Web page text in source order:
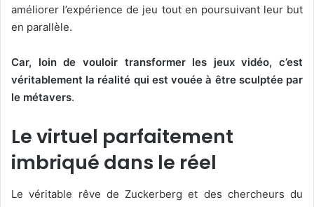
améliorer l’expérience de jeu tout en poursuivant leur but
en parallèle.
Car, loin de vouloir transformer les jeux vidéo, c’est
véritablement la réalité qui est vouée à être sculptée par
le métavers.
Le virtuel parfaitement
imbriqué dans le réel
Le véritable rêve de Zuckerberg et des chercheurs du